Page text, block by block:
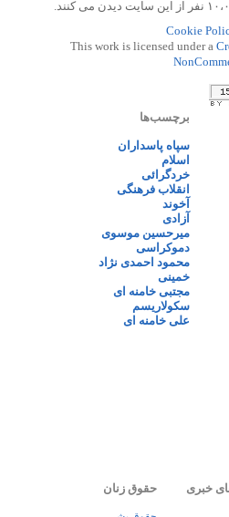
Cookie
This work is licensed under a
برچسب‌ها
سپاه پاسداران
اسلام
خردگرائی
انقلاب فرهنگی
آخوند
آزادی
میرحسین موسوی
دموکراسی
محمود احمدی نژاد
خمینی
مجتبی خامنه ای
سکولاریسم
علی خامنه ای
خبری حقوق زنان